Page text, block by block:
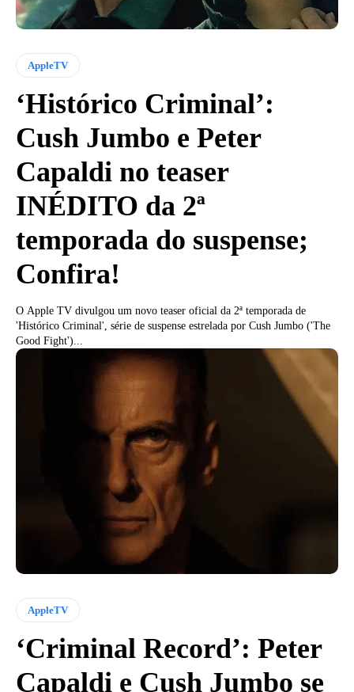
AppleTV
‘Histórico Criminal’:
Cush Jumbo e Peter
Capaldi no teaser
INÉDITO da 2ª
temporada do suspense;
Confira!
O Apple TV divulgou um novo teaser oficial da 2ª temporada de
'Histórico Criminal', série de suspense estrelada por Cush Jumbo ('The
Good Fight')...
AppleTV
‘Criminal Record’: Peter
Capaldi e Cush Jumbo se